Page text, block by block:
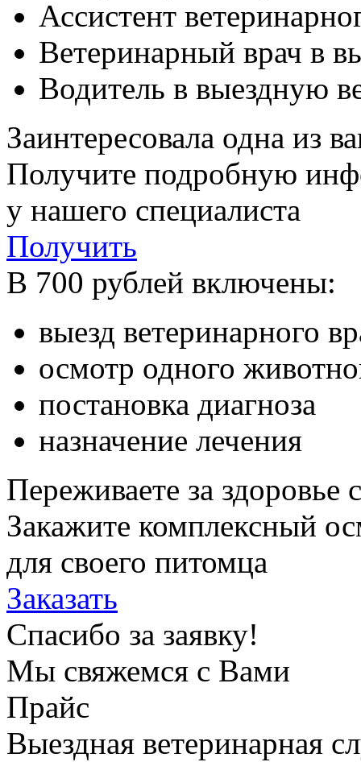
Ассистент
Ветеринарный врач в
Водитель в выездную
Заинтересовала одна из
Получите подробную
у нашего специалиста
Получить
В 700 рублей включены:
выезд ветеринарного
осмотр одного
постановка диагноза
назначение лечения
Переживаете за здоровье
Закажите комплексный
для своего питомца
Заказать
Спасибо за заявку!
Мы свяжемся с Вами
Прайс
Выездная ветеринарная